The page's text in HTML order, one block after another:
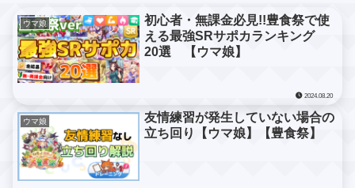
ウマ娘
初心者・無課金必見!!豊食祭で使
える最強SRサポカランキング
20選 【ウマ娘】
2024.08.20
ウマ娘
友情練習が発生していない場合の
立ち回り【ウマ娘】【豊食祭】